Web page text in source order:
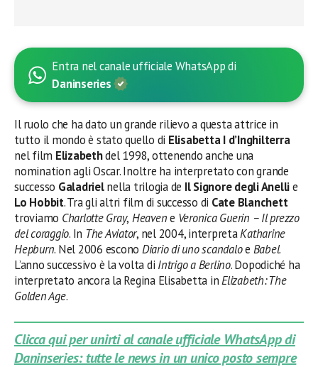
Entra nel canale ufficiale WhatsApp di
Daninseries
Il ruolo che ha dato un grande rilievo a questa attrice in
tutto il mondo è stato quello di Elisabetta I d’Inghilterra
nel film Elizabethdel 1998, ottenendo anche una
nomination agli Oscar. Inoltre ha interpretato con grande
successo Galadrielnella trilogia de Il Signore degli Anellie
Lo Hobbit. Tra gli altri film di successo di Cate Blanchett
troviamo Charlotte Gray, Heavene Veronica Guerin – Il prezzo
del coraggio. In The Aviator, nel 2004, interpretaKatharine
Hepburn. Nel 2006 escono Diario di uno scandaloe Babel.
L’anno successivo è la volta di Intrigo a Berlino. Dopodiché ha
interpretato ancora la Regina Elisabetta inElizabeth: The
Golden Age.
Clicca qui per unirti al canale ufficiale WhatsApp di
Daninseries: tutte le news in un unico posto sempre